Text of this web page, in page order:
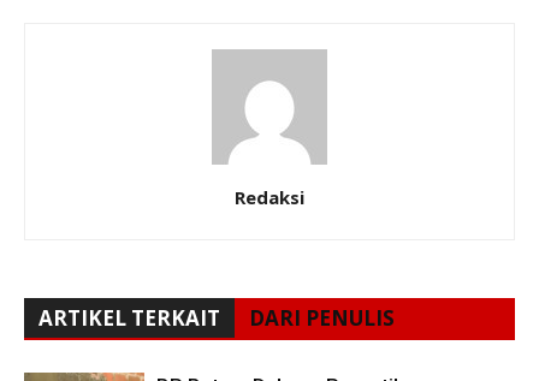
Redaksi
ARTIKEL TERKAIT DARI PENULIS